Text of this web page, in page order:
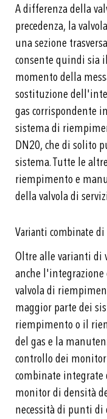
A differenza della
precedenza, la
una sezione
consente quindi sia
momento della
sostituzione
gas corrispondente
sistema di
DN20, che di solito
sistema. Tutte le
riempimento e
della valvola di
Varianti combinate
Oltre alle varianti di
anche l'integrazione
valvola di
maggior parte dei
riempimento o il
del gas e la
controllo dei monitor
combinate
monitor di densità
necessità di punti